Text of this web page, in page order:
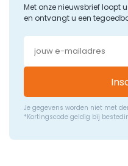
Met onze nieuwsbrief loopt
en ontvangt u een
Je gegevens worden niet met
*Kortingscode geldig bij